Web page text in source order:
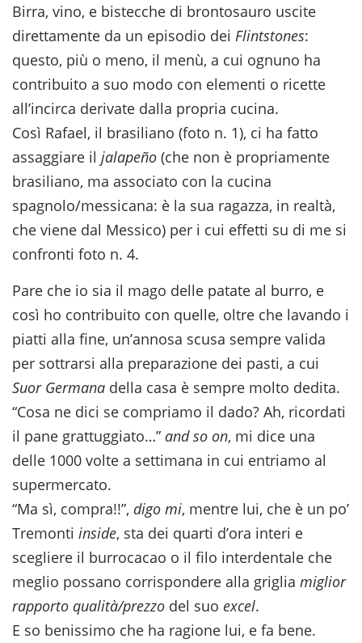
Birra, vino, e bistecche di brontosauro uscite
direttamente da un episodio dei Flintstones:
questo, più o meno, il menù, a cui ognuno ha
contribuito a suo modo con elementi o ricette
all’incirca derivate dalla propria cucina.
Così Rafael, il brasiliano (foto n. 1), ci ha fatto
assaggiare il jalapeño (che non è propriamente
brasiliano, ma associato con la cucina
spagnolo/messicana: è la sua ragazza, in realtà,
che viene dal Messico) per i cui effetti su di me si
confronti foto n. 4.
Pare che io sia il mago delle patate al burro, e
così ho contribuito con quelle, oltre che lavando i
piatti alla fine, un’annosa scusa sempre valida
per sottrarsi alla preparazione dei pasti, a cui
Suor Germana della casa è sempre molto dedita.
“Cosa ne dici se compriamo il dado? Ah, ricordati
il pane grattuggiato…” and so on, mi dice una
delle 1000 volte a settimana in cui entriamo al
supermercato.
“Ma sì, compra!!”, digo mi, mentre lui, che è un po’
Tremonti inside, sta dei quarti d’ora interi e
scegliere il burrocacao o il filo interdentale che
meglio possano corrispondere alla griglia miglior
rapporto qualità/prezzo del suo excel.
E so benissimo che ha ragione lui, e fa bene.